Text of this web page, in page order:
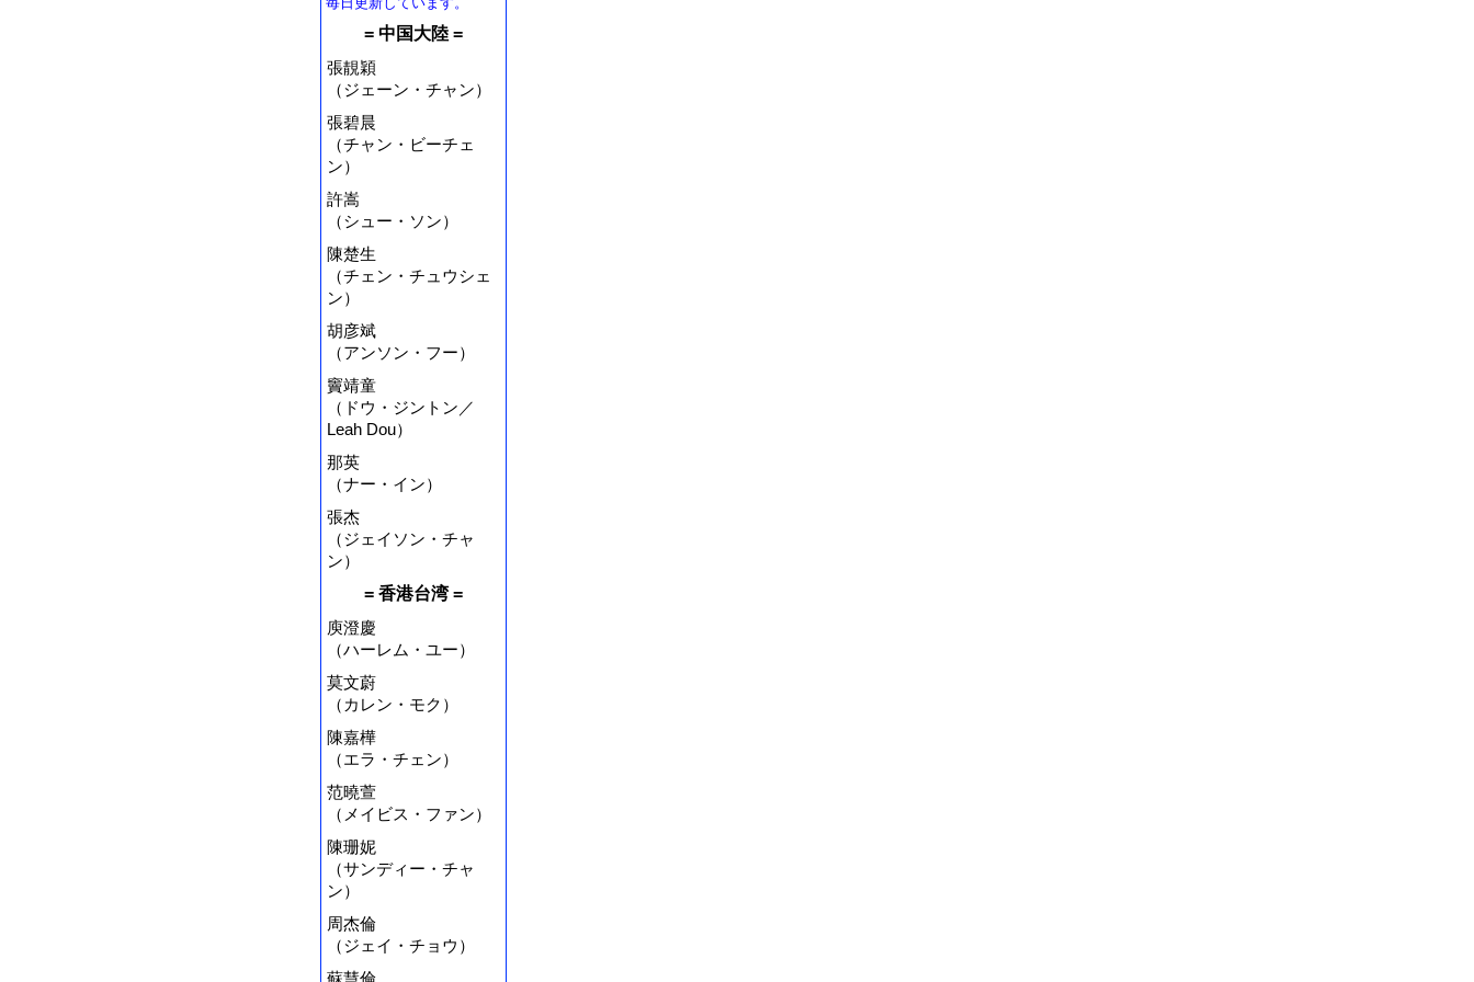
= 中国大陸 =
張靚穎
（ジェーン・チャン）
張碧晨
（チャン・ビーチェ
ン）
許嵩
（シュー・ソン）
陳楚生
（チェン・チュウシェ
ン）
胡彦斌
（アンソン・フー）
竇靖童
（ドウ・ジントン／
Leah Dou）
那英
（ナー・イン）
張杰
（ジェイソン・チャ
ン）
= 香港台湾 =
庾澄慶
（ハーレム・ユー）
莫文蔚
（カレン・モク）
陳嘉樺
（エラ・チェン）
范曉萱
（メイビス・ファン）
陳珊妮
（サンディー・チャ
ン）
周杰倫
（ジェイ・チョウ）